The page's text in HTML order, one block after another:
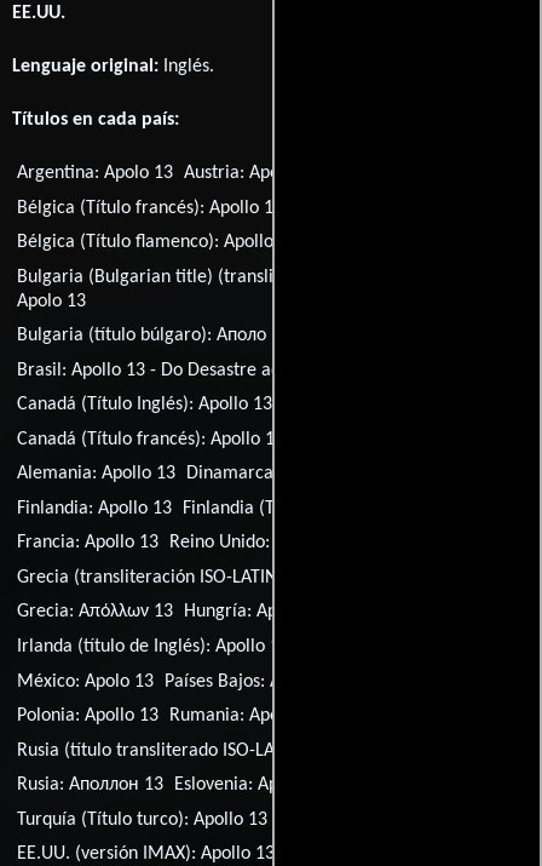
EE.UU.
Lenguaje original: Inglés.
Títulos en cada país:
Argentina:Apolo 13 Austria: Apollo 13
Bélgica (Título francés):Apollo 13
Bélgica (Título flamenco):Apollo 13
Bulgaria (Bulgarian title) (transliterated ISO-LATIN-1 title):
Apolo 13
Bulgaria (título búlgaro):Аполо 13
Brasil:Apollo 13 - Do Desastre ao Triunfo
Canadá (Título Inglés):Apollo 13
Canadá (Título francés):Apollo 13
Alemania:Apollo 13 Dinamarca:
Finlandia:Apollo 13 Finlandia (Título sueco):
Francia:Apollo 13 Reino Unido:
Grecia (transliteración ISO-LATIN-1):
Grecia:Απόλλων 13 Hungría: Apollo-13
Irlanda (título de Inglés):Apollo 13
México:Apolo 13 Países Bajos: Apollo 13
Polonia:Apollo 13 Rumania: Apollo 13
Rusia (título transliterado ISO-LATIN-1):
Rusia:Аполлон 13 Eslovenia: Apollo 13
Turquía (Título turco):Apollo 13
EE.UU. (versión IMAX):Apollo 13: The IMAX Experience